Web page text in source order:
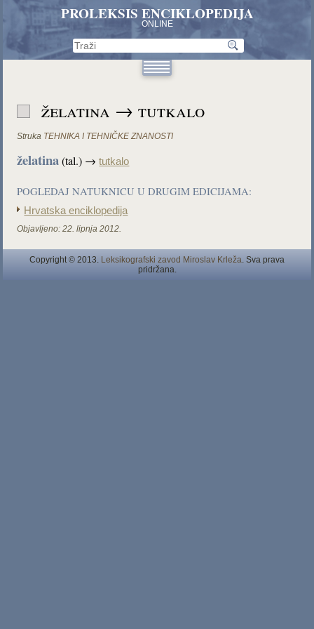
PROLEKSIS ENCIKLOPEDIJA
ONLINE
želatina → tutkalo
Struka TEHNIKA I TEHNIČKE ZNANOSTI
želatina(tal.) →tutkalo
POGLEDAJ NATUKNICU U DRUGIM EDICIJAMA:
Hrvatska enciklopedija
Objavljeno: 22. lipnja 2012.
Copyright © 2013. Leksikografski zavod Miroslav Krleža. Sva prava
pridržana.